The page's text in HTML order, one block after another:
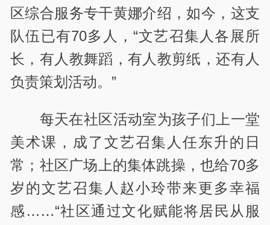
区综合服务专干黄娜介绍，如今，这支
队伍已有70多人，“文艺召集人各展所
长，有人教舞蹈，有人教剪纸，还有人
负责策划活动。”
每天在社区活动室为孩子们上一堂
美术课，成了文艺召集人任东升的日
常；社区广场上的集体跳操，也给70多
岁的文艺召集人赵小玲带来更多幸福
感……“社区通过文化赋能将居民从服